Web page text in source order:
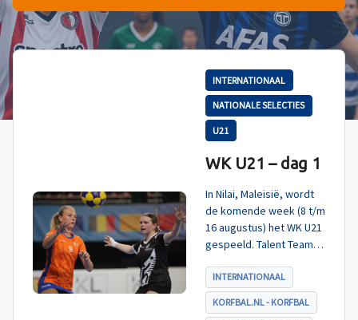
INTERNATIONAAL
NATIONALE SELECTIES
U21
WK U21 – dag 1
In Nilai, Maleisië, wordt
de komende week (8 t/m
16 augustus) het WK U21
gespeeld. Talent TeamNL
poule A, met Nieuw-
Zeeland, Hong Kong
China en India. De eerste
INTERNATIONAAL
KORFBAL.NL - KORFBAL